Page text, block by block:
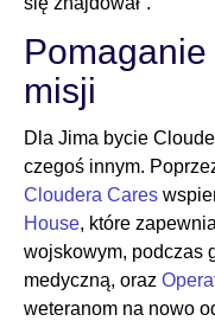
misji
Dla Jima bycie
czegoś innym.
Cloudera Cares
House, które
wojskowym, podczas
medyczną, oraz
weteranom na nowo